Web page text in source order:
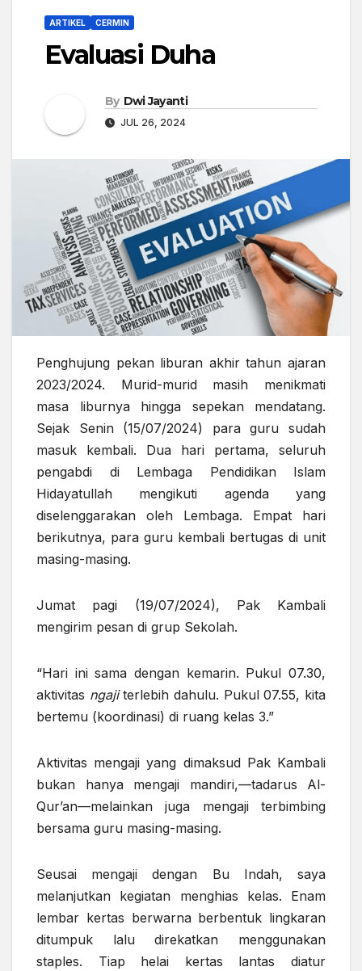
ARTIKEL CERMIN
Evaluasi Duha
By Dwi Jayanti
JUL 26, 2024
Penghujung pekan liburan akhir tahun ajaran
2023/2024. Murid-murid masih menikmati
masa liburnya hingga sepekan mendatang.
Sejak Senin (15/07/2024) para guru sudah
masuk kembali. Dua hari pertama, seluruh
pengabdi di Lembaga Pendidikan Islam
Hidayatullah mengikuti agenda yang
diselenggarakan oleh Lembaga. Empat hari
berikutnya, para guru kembali bertugas di unit
masing-masing.
Jumat pagi (19/07/2024), Pak Kambali
mengirim pesan di grup Sekolah.
“Hari ini sama dengan kemarin. Pukul 07.30,
aktivitas ngajiterlebih dahulu. Pukul 07.55, kita
bertemu (koordinasi) di ruang kelas 3.”
Aktivitas mengaji yang dimaksud Pak Kambali
bukan hanya mengaji mandiri,—tadarus Al-
Qur’an—melainkan juga mengaji terbimbing
bersama guru masing-masing.
Seusai mengaji dengan Bu Indah, saya
melanjutkan kegiatan menghias kelas. Enam
lembar kertas berwarna berbentuk lingkaran
ditumpuk lalu direkatkan menggunakan
staples. Tiap helai kertas lantas diatur